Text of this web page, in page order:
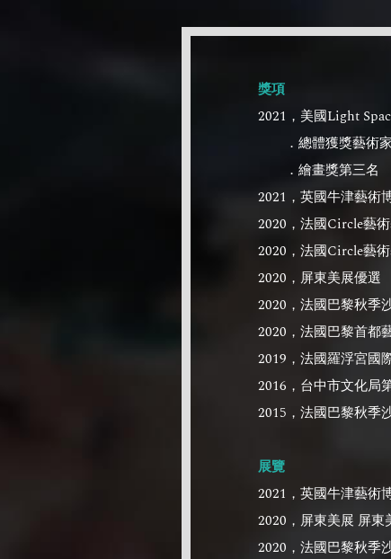
獎項
2021，美國Light
．總體獲獎藝術
．繪畫獎第三名
2021，英國牛津藝術
2020，法國Circle藝
2020，法國Circle藝
2020，屏東美展優選
2020，法國巴黎秋季
2020，法國巴黎首都
2019，法國羅浮宮國
2016，台中市文化局
2015，法國巴黎秋季
展覽
2021，英國牛津藝術
2020，屏東美展 屏東
2020，法國巴黎秋季